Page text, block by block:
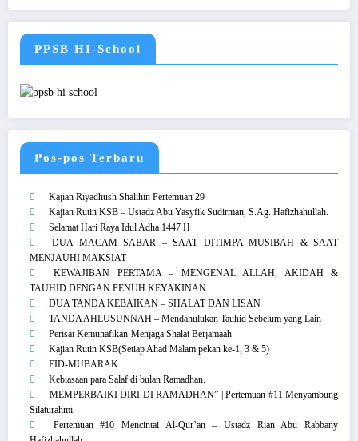
PPSB HI-School
Pos-pos Terbaru
Kajian Riyadhush Shalihin Pertemuan 29
Kajian Rutin KSB – Ustadz Abu Yasyfik Sudirman, S.Ag. Hafizhahullah.
Selamat Hari Raya Idul Adha 1447 H
DUA MACAM SABAR – SAAT DITIMPA MUSIBAH & SAAT
MENJAUHI MAKSIAT
KEWAJIBAN PERTAMA – MENGENAL ALLAH, AKIDAH &
TAUHID DENGAN PENUH KEYAKINAN
DUA TANDA KEBAIKAN – SHALAT DAN LISAN
TANDA AHLUSUNNAH – Mendahulukan Tauhid Sebelum yang Lain
Perisai Kemunafikan-Menjaga Shalat Berjamaah
Kajian Rutin KSB(Setiap Ahad Malam pekan ke-1, 3 & 5)
EID-MUBARAK
Kebiasaan para Salaf di bulan Ramadhan.
MEMPERBAIKI DIRI DI RAMADHAN” | Pertemuan #11 Menyambung
Silaturahmi
Pertemuan #10 Mencintai Al-Qur’an – Ustadz Rian Abu Rabbany